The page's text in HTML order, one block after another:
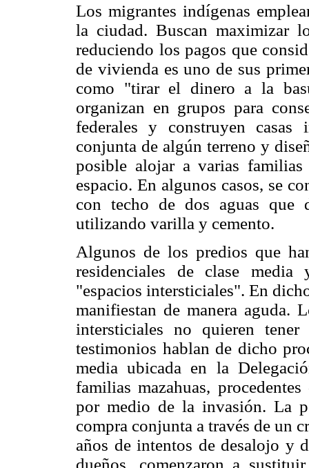
Los migrantes indígenas
la ciudad. Buscan maximizar
reduciendo los pagos que
de vivienda es uno de sus
como "tirar el dinero a la
organizan en grupos para
federales y construyen casas
conjunta de algún terreno y
posible alojar a varias familias
espacio. En algunos casos, se
con techo de dos aguas que
utilizando varilla y cemento.
Algunos de los predios que
residenciales de clase
"espacios intersticiales". En
manifiestan de manera aguda.
intersticiales no quieren
testimonios hablan de dicho
media ubicada en la
familias mazahuas,
por medio de la invasión. La
compra conjunta a través de un
años de intentos de desalojo y
dueños, comenzaron a